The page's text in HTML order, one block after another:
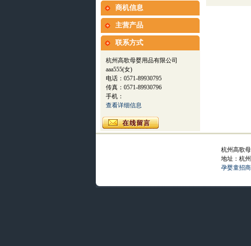
商机信息
主营产品
联系方式
杭州高歌母婴用品有限公司
aaa555(女)
电话：0571-89930795
传真：0571-89930796
手机：
查看详细信息
杭州高歌
地址：杭
孕婴童招